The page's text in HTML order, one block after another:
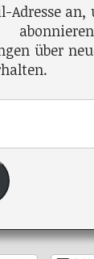
Adresse an,
über